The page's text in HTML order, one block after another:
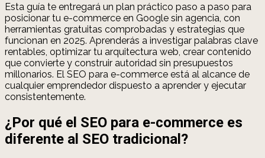
Esta guía te entregará un plan práctico paso a paso para
posicionar tu e-commerce en Google sin agencia, con
herramientas gratuitas comprobadas y estrategias que
funcionan en 2025. Aprenderás a investigar palabras clave
rentables, optimizar tu arquitectura web, crear contenido
que convierte y construir autoridad sin presupuestos
millonarios. El SEO para e-commerce está al alcance de
cualquier emprendedor dispuesto a aprender y ejecutar
consistentemente.
¿Por qué el SEO para e-commerce es
diferente al SEO tradicional?